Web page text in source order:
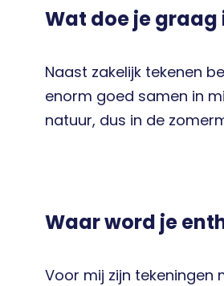
Wat doe je graag
Naast zakelijk tekenen
enorm goed samen in
natuur, dus in de
Waar word je
Voor mij zijn tekeningen